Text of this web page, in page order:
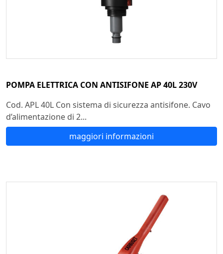
POMPA ELETTRICA CON ANTISIFONE AP 40L 230V
Cod. APL 40L Con sistema di sicurezza antisifone. Cavo
d’alimentazione di 2...
maggiori informazioni